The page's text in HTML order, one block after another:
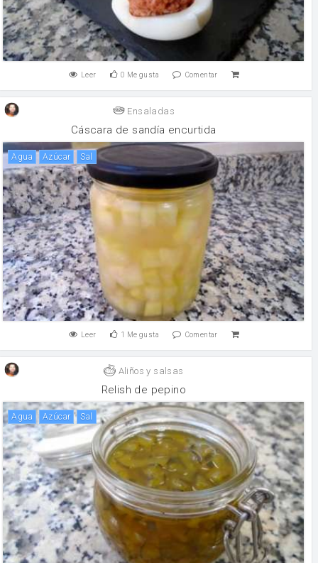
Leer 0 Me gusta Comentar
Ensaladas
Cáscara de sandía encurtida
agua Azúcar sal
Leer 1 Me gusta Comentar
Aliños y salsas
Relish de pepino
agua Azúcar sal